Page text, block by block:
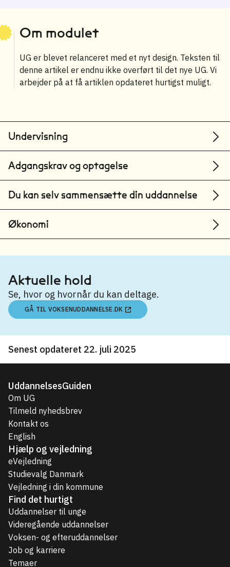
Om modulet
UG er blevet relanceret med et nyt design. Teksten til
denne artikel er endnu ikke overført til det nye UG. Vi
arbejder på at få artiklen opdateret hurtigst muligt.
Undervisning
Adgangskrav og optagelse
Du kan selv sammensætte din uddannelse
Økonomi
Aktuelle hold
Se, hvor og hvornår du kan deltage.
GÅ TIL VOKSENUDDANNELSE.DK
Senest opdateret 22. juli 2025
UddannelsesGuiden
Om UG
Tilmeld nyhedsbrev
Kontakt os
English
Hjælp og vejledning
eVejledning
Studievalg Danmark
Vejledning i din kommune
Find det hurtigt
Uddannelser til unge
Videregående uddannelser
Voksen- og efteruddannelser
Job og karriere
Temaer